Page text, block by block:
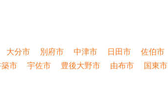
大分市 別府市 中津市 日田市 佐伯市
築市
宇佐市 豊後大野市 由布市 国東市